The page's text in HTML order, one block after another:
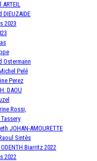
DIEUZAIDE
2023
Ostermann
Pelé
Perez
DAOU
Rossi,
JOHAN-AMOURETTE
Sintès
Biarritz 2022
2022